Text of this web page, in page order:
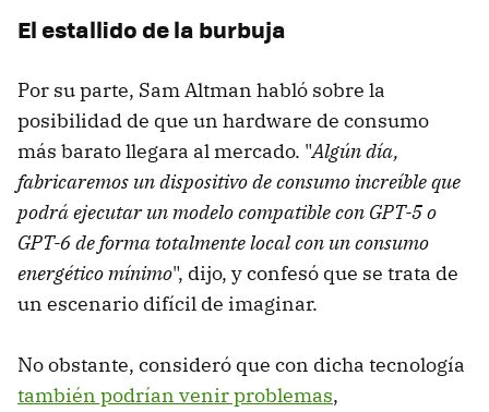
El estallido de la burbuja
Por su parte, Sam Altman habló sobre la
posibilidad de que un hardware de consumo
más barato llegara al mercado. "Algún día,
fabricaremos un dispositivo de consumo increíble que
podrá ejecutar un modelo compatible con GPT-5 o
GPT-6 de forma totalmente local con un consumo
energético mínimo", dijo, y confesó que se trata de
un escenario difícil de imaginar.
No obstante, consideró que con dicha tecnología
también podrían venir problemas,